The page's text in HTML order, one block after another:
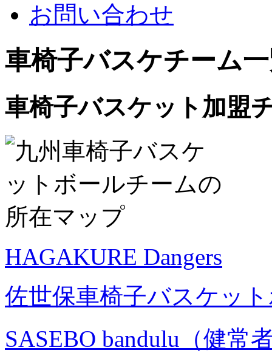
お問い合わせ
車椅子バスケチーム
車椅子バスケット加盟
HAGAKURE Dangers
佐世保車椅子バスケッ
SASEBO bandulu（健常